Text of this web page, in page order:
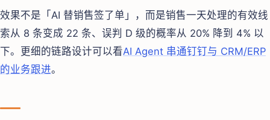
效果不是「AI 替销售签了单」，而是销售一天处理的有效线
索从 8 条变成 22 条、误判 D 级的概率从 20% 降到 4% 以
下。更细的链路设计可以看AI Agent 串通钉钉与 CRM/ERP
的业务跟进。